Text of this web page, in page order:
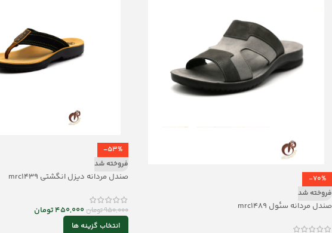
-70%
فروخته شد
صندل مردانه سئول mrc1489
-53%
فروخته شد
صندل مردانه دیزل انگشتی mrc1439
950,000تومان450,000تومان
انتخاب گزینه ها